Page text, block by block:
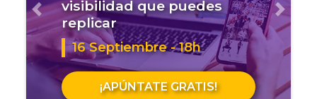
visibilidad que puedes
replicar
16 Septiembre - 18h
¡APÚNTATE GRATIS!
Anterior